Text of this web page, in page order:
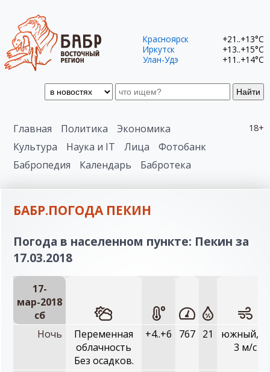
Найти
Красноярск
+21..+13°C
Иркутск
+13..+15°C
Улан-Удэ
+11..+14°C
18+
Главная Политика
Экономика
Культура
Наука и IT Лица
Фотобанк
Бабропедия
Календарь Бабротека
БАБР.ПОГОДА ПЕКИН
Погода в населенном пункте: Пекин за
17.03.2018
17-
мар-2018
сб
Ночь
Переменная
облачность
Без осадков.
+4..+6 767 21
южный, 1-
3 м/с